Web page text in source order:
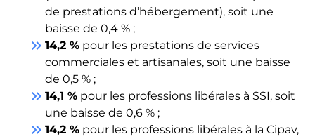
de prestations d’hébergement), soit une
baisse de 0,4 % ;
keyboard_double_arrow_right 14,2 % pour les prestations de services
commerciales et artisanales, soit une baisse
de 0,5 % ;
keyboard_double_arrow_right 14,1 % pour les professions libérales à SSI, soit
une baisse de 0,6 % ;
keyboard_double_arrow_right 14,2 % pour les professions libérales à la Cipav,